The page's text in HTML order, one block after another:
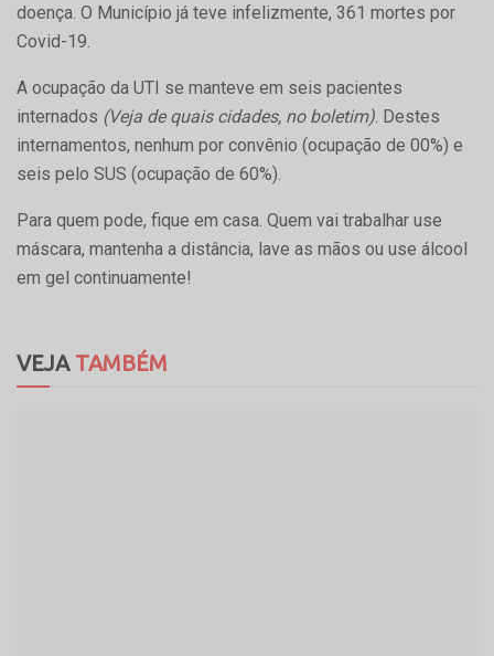
doença. O Município já teve infelizmente, 361 mortes por
Covid-19.
A ocupação da UTI se manteve em seis pacientes
internados (Veja de quais cidades, no boletim) . Destes
internamentos, nenhum por convênio (ocupação de 00%) e
seis pelo SUS (ocupação de 60%).
Para quem pode, fique em casa. Quem vai trabalhar use
máscara, mantenha a distância, lave as mãos ou use álcool
em gel continuamente!
VEJATAMBÉM